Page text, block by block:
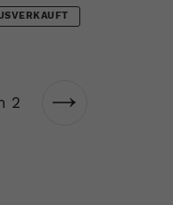
2
Nächste